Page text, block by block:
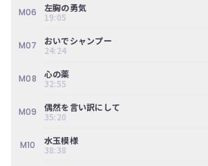
M06
左胸の勇気
19:05
M07
おいでシャンプー
24:24
M08
心の薬
32:55
M09
偶然を言い訳にして
35:20
M10
水玉模様
38:38